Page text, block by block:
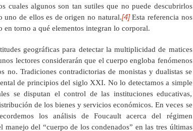
cuales algunos son tan sutiles que no puede descubrirlos
de ellos es de origen no natural.[4]Esta referencia nos
torno a qué elementos integran lo corporal.
geográficas para detectar la multiplicidad de matices
lectores considerarán que el cuerpo engloba fenómenos
no. Tradiciones contradictorias de monistas y dualistas se
de principios del siglo XXI. No lo detectamos a simple
se disputan el control de las instituciones educativas,
de los bienes y servicios económicos. En veces se
los análisis de Foucault acerca del régimen
del “cuerpo de los condenados” en las tres últimas